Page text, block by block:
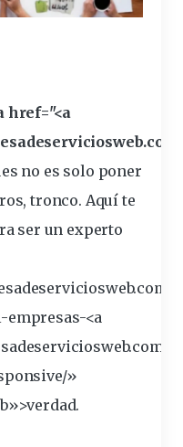
href="<a
no es solo poner
,tronco. Aquí te
ser un experto
com
-empresas-<a
/»